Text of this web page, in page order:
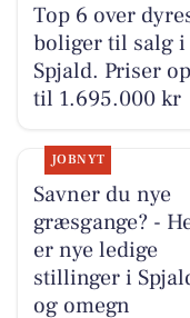
Top 6 over
boliger til salg i
Spjald. Priser op
til 1.695.000 kr
JOBNYT
Savner du nye
græsgange? -
er nye ledige
stillinger i
og omegn